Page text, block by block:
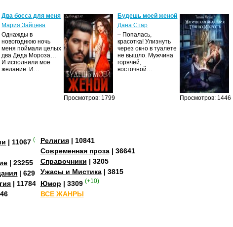
Два босса для меня
Мария Зайцева
Однажды в
новогоднюю ночь
меня поймали целых
два Деда Мороза…
И исполнили мое
желание. И…
Просмотров: 1799
Будешь моей женой
Дана Стар
– Попалась,
красотка! Улизнуть
через окно в туалете
не вышло. Мужчина
горячей,
восточной…
Просмотров: 1446
| 11067 (+4)
| 23255
| 629
| 11784
Религия| 10841
Современная проза| 36641
Справочники | 3205
Ужасы и Мистика| 3815
Юмор | 3309 (+10)
ВСЕ ЖАНРЫ